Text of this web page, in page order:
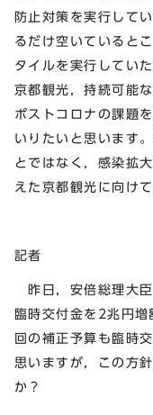
防止対策を実行して
るだけ空いていると
タイルを実行してい
京都観光，持続可能
ポストコロナの課題
いりたいと思います
とではなく，感染拡
えた京都観光に向け
記者
昨日，安倍総理大臣
臨時交付金を2兆円
回の補正予算も臨時
思いますが，この方
か？